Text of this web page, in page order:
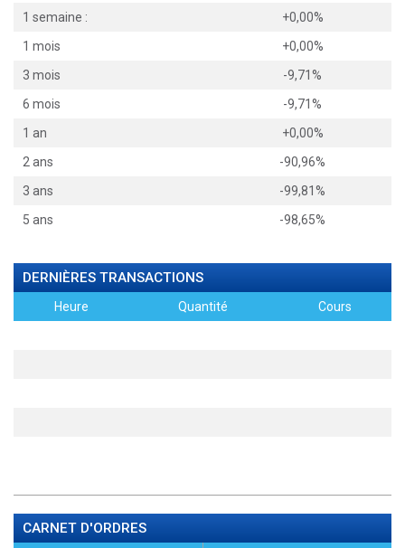
1 semaine :
+0,00%
1 mois
+0,00%
3 mois
-9,71%
6 mois
-9,71%
1 an
+0,00%
2 ans
-90,96%
3 ans
-99,81%
5 ans
-98,65%
DERNIÈRES TRANSACTIONS
Heure Quantité Cours
CARNET D'ORDRES